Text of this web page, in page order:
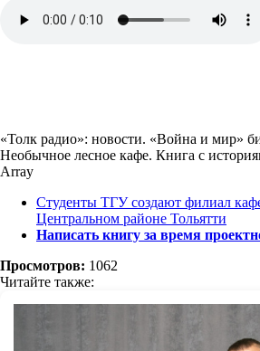
«Толк радио»: новости. «Война и мир»
Необычное лесное кафе. Книга с
Array
Студенты ТГУ создают филиал
Центральном районе Тольятти
Написать книгу за время
Просмотров: 1062
Читайте также: